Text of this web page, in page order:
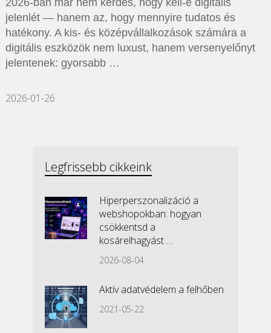
jelenlét — hanem az, hogy mennyire tudatos és
hatékony. A kis- és középvállalkozások számára a
digitális eszközök nem luxust, hanem versenyelőnyt
jelentenek: gyorsabb …
2026-01-26
Legfrissebb cikkeink
Hiperperszonalizáció a
webshopokban: hogyan
csökkentsd a
kosárelhagyást …
2026-08-04
Aktív adatvédelem a felhőben
2021-05-22